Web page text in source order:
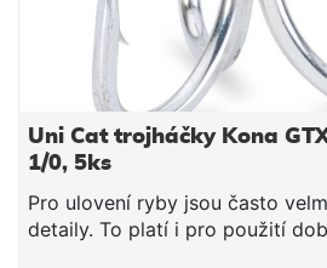
Uni Cat trojháčky Kona
1/0, 5ks
Pro ulovení ryby jsou často
detaily. To platí i pro použití